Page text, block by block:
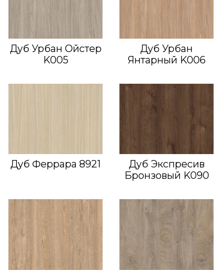
Дуб Урбан Ойстер
K005
Дуб Урбан
Янтарный K006
Дуб Феррара 8921
Дуб Экспресив
Бронзовый K090